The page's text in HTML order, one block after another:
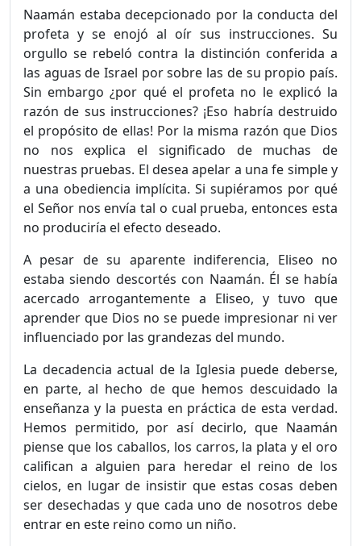
Naamán estaba decepcionado por la conducta del
profeta y se enojó al oír sus instrucciones. Su
orgullo se rebeló contra la distinción con­ferida a
las aguas de Israel por sobre las de su propio país.
Sin embargo ¿por qué el profeta no le explicó la
razón de sus instruccio­nes? ¡Eso habría destruido
el propósito de ellas! Por la misma razón que Dios
no nos explica el significado de muchas de
nuestras prue­bas. El desea apelar a una fe simple y
a una obediencia implícita. Si supiéramos por qué
el Señor nos envía tal o cual prueba, entonces esta
no produciría el efecto deseado.
A pesar de su aparente indiferencia, Eliseo no
estaba siendo des­cortés con Naamán. Él se había
acercado arrogantemente a Eli­seo, y tuvo que
aprender que Dios no se puede impresionar ni ver
influenciado por las grandezas del mundo.
La decadencia actual de la Iglesia puede deberse,
en parte, al hecho de que hemos descuidado la
enseñanza y la puesta en prác­tica de esta verdad.
Hemos permitido, por así decirlo, que Naa­mán
piense que los caballos, los carros, la plata y el oro
califican a alguien para heredar el reino de los
cielos, en lugar de insistir que estas cosas deben
ser desechadas y que cada uno de nosotros debe
entrar en este reino como un niño.